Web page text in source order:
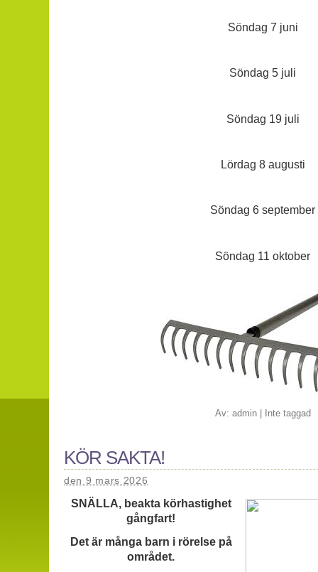
Söndag 7 juni
Söndag 5 juli
Söndag 19 juli
Lördag 8 augusti
Söndag 6 september
Söndag 11 oktober
Av: admin| Inte taggad
KÖR SAKTA!
den 9 mars 2026
SNÄLLA, beakta körhastighet
gångfart!
Det är många barn i rörelse på
området.